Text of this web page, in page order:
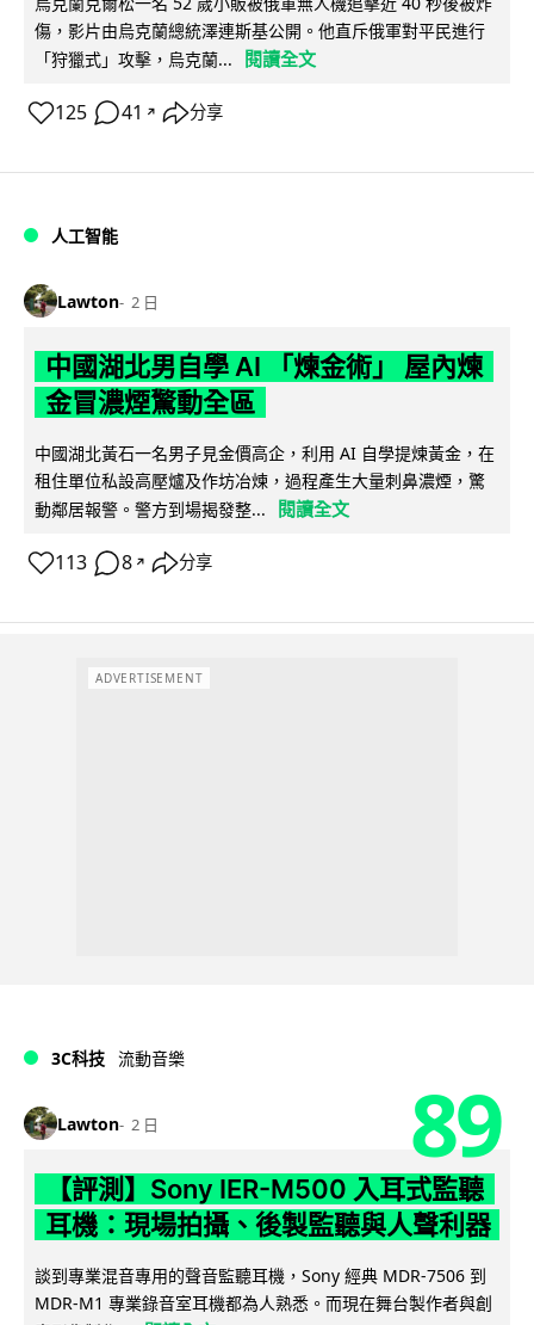
傷，影片由烏克蘭總統澤連斯基公開。他直斥俄軍對平民進行
「狩獵式」攻擊，烏克蘭...
閱讀全文
125 41 ↗ 分享
人工智能
Lawton 2 日
中國湖北男自學 AI 「煉金術」 屋內煉
金冒濃煙驚動全區
中國湖北黃石一名男子見金價高企，利用 AI 自學提煉黃金，在
租住單位私設高壓爐及作坊冶煉，過程產生大量刺鼻濃煙，驚
動鄰居報警。警方到場揭發整...
閱讀全文
113 8 ↗ 分享
ADVERTISEMENT
3C科技 流動音樂
Lawton 2 日 89
【評測】Sony IER-M500 入耳式監聽
耳機：現場拍攝、後製監聽與人聲利器
談到專業混音專用的聲音監聽耳機，Sony 經典 MDR-7506 到
MDR-M1 專業錄音室耳機都為人熟悉。而現在舞台製作者與創